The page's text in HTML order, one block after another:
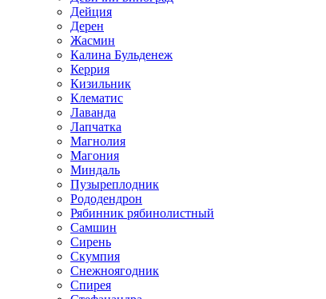
Дейция
Дерен
Жасмин
Калина Бульденеж
Керрия
Кизильник
Клематис
Лаванда
Лапчатка
Магнолия
Магония
Миндаль
Пузыреплодник
Рододендрон
Рябинник рябинолистный
Самшин
Сирень
Скумпия
Снежноягодник
Спирея